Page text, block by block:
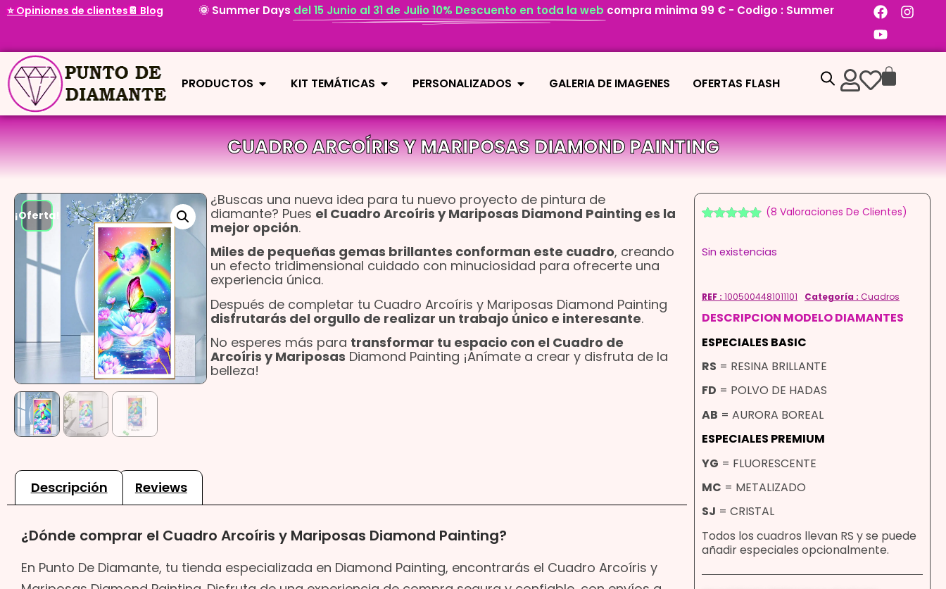
⭐ Opiniones de clientes📔 Blog 🌞 Summer Days del 15 Junio al 31 de Julio 10% Descuento en toda la web compra minima 99 € - Codigo : Summer
PRODUCTOS KIT TEMÁTICAS PERSONALIZADOS GALERIA DE IMAGENES OFERTAS FLASH
CUADRO ARCOÍRIS Y MARIPOSAS DIAMOND PAINTING
¡Oferta!
¿Buscas una nueva idea para tu nuevo proyecto de pintura de
diamante? Pues el Cuadro Arcoíris y Mariposas Diamond Painting es la
mejor opción.
Miles de pequeñas gemas brillantes conforman este cuadro, creando
un efecto tridimensional cuidado con minuciosidad para ofrecerte una
experiencia única.
Después de completar tu Cuadro Arcoíris y Mariposas Diamond Painting
disfrutarás del orgullo de realizar un trabajo único e interesante.
No esperes más para transformar tu espacio con el Cuadro de
Arcoíris y Mariposas Diamond Painting ¡Anímate a crear y disfruta de la
belleza!
Descripción Reviews
¿Dónde comprar el Cuadro Arcoíris y Mariposas Diamond Painting?
En Punto De Diamante, tu tienda especializada en Diamond Painting, encontrarás el Cuadro Arcoíris y
5 en base
(8 Valoraciones De Clientes)
Sin existencias
REF : 1005004481011101 Categoría : Cuadros
DESCRIPCION MODELO DIAMANTES
ESPECIALES BASIC
RS = RESINA BRILLANTE
FD = POLVO DE HADAS
AB = AURORA BOREAL
ESPECIALES PREMIUM
YG = FLUORESCENTE
MC = METALIZADO
SJ = CRISTAL
Todos los cuadros llevan RS y se puede
añadir especiales opcionalmente.